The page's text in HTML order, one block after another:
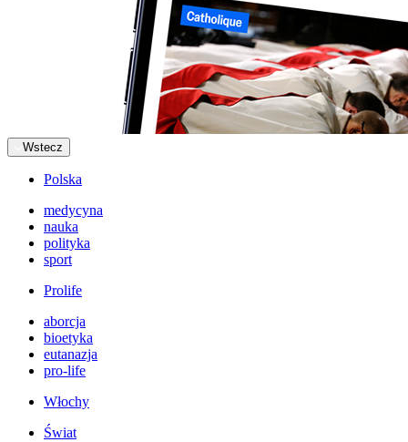
Wstecz
Polska
medycyna
nauka
polityka
sport
Prolife
aborcja
bioetyka
eutanazja
pro-life
Włochy
Świat